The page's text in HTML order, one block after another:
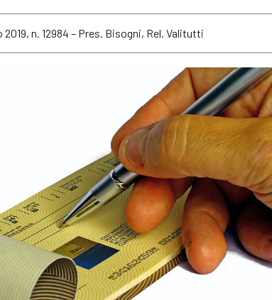
n. 12984 – Pres. Bisogni, Rel. Valitutti